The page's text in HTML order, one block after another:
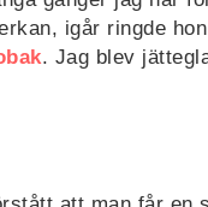
igår ringde
. Jag blev